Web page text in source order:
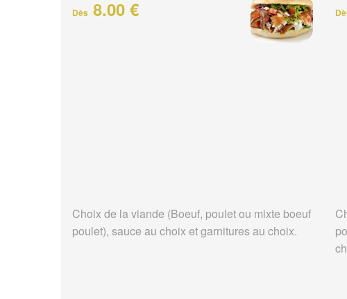
Dès 8.00 €
Choix de la viande (Boeuf, poulet ou mixte boeuf
poulet), sauce au choix et garnitures au choix.